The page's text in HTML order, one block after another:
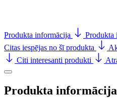
Produkta informācija Produkta
Citas iespējas no šī produkta
Citi interesanti produkti
Produkta informācija